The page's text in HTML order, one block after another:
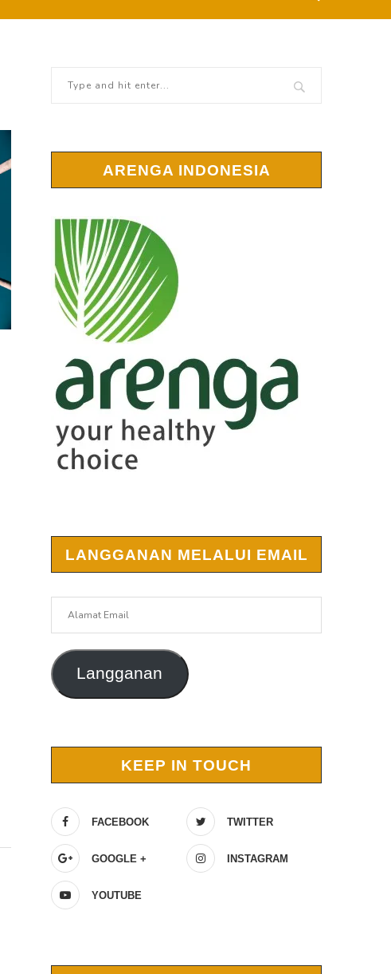
ARENGA INDONESIA
LANGGANAN MELALUI EMAIL
Langganan
KEEP IN TOUCH
FACEBOOK TWITTER
GOOGLE + INSTAGRAM
YOUTUBE